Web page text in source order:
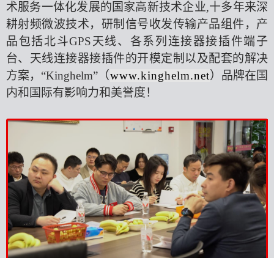
术服务一体化发展的国家高新技术企业,十多年来深
耕射频微波技术，研制信号收发传输产品组件，产
品包括北斗GPS天线、各系列连接器接插件端子
台、天线连接器接插件的开模定制以及配套的解决
方案，“Kinghelm”（www.kinghelm.net）品牌在国
内和国际有影响力和美誉度！